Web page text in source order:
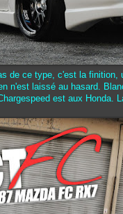
de ce type, c'est la finition,
n'est laissé au hasard.
est aux Honda.